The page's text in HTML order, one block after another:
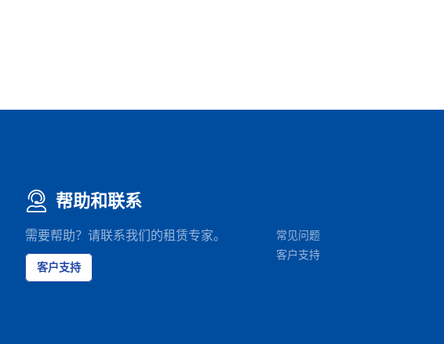
帮助和联系
需要帮助？请联系我们的租赁专家。
客户支持
常见问题
客户支持